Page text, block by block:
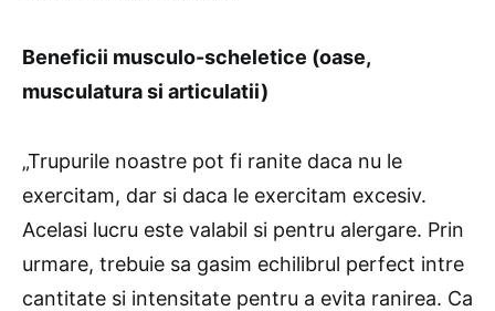
Beneficii musculo-scheletice (oase,
musculatura si articulatii)
„Trupurile noastre pot fi ranite daca nu le
exercitam, dar si daca le exercitam excesiv.
Acelasi lucru este valabil si pentru alergare. Prin
urmare, trebuie sa gasim echilibrul perfect intre
cantitate si intensitate pentru a evita ranirea. Ca